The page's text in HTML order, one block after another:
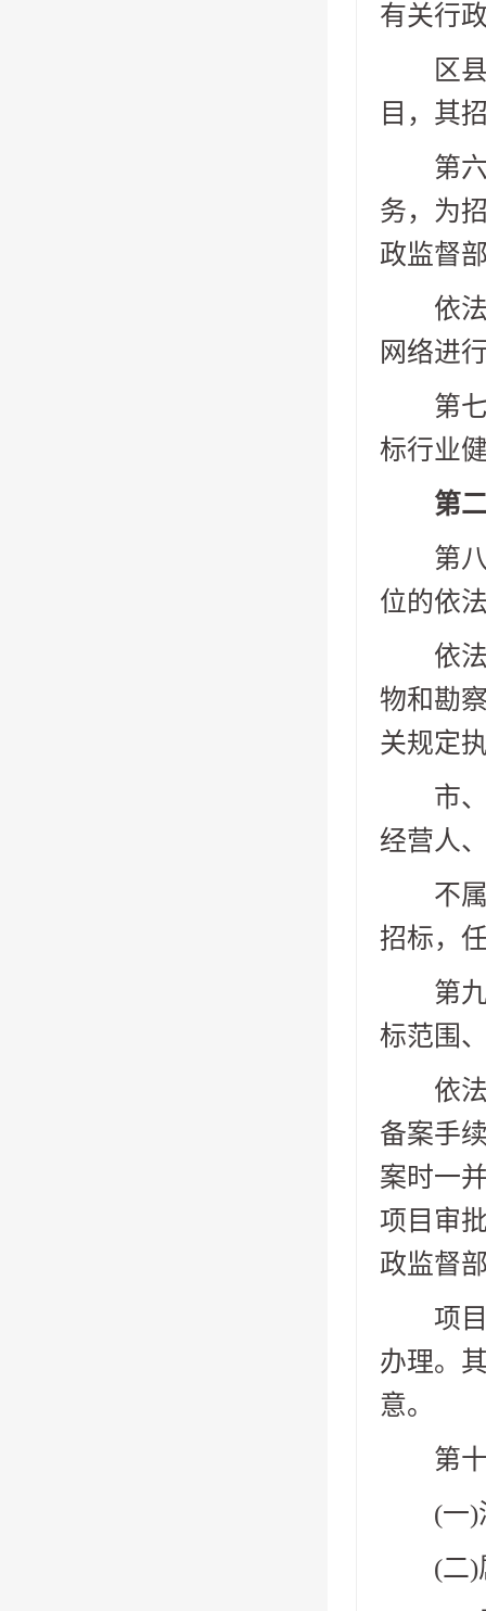
有关行
区县(
目，其
第六
务，为
政监督
依法
网络进
第七
标行业
第二
第八
位的依
依法
物和勘
关规定
市、
经营人
不属
招标，
第九
标范围
依法
备案手
案时一
项目审
政监督
项目
办理。
意。
第十
(一)涉
(二)属